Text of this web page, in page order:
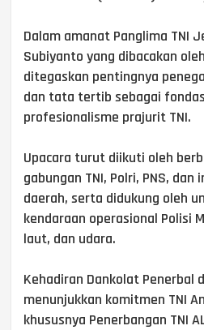
Dalam amanat Panglima TNI
Subiyanto yang dibacakan
ditegaskan pentingnya
dan tata tertib sebagai
profesionalisme prajurit TNI.
Upacara turut diikuti oleh
gabungan TNI, Polri, PNS,
daerah, serta didukung oleh
kendaraan operasional Polisi
laut, dan udara.
Kehadiran Dankolat Penerbal
menunjukkan komitmen TNI
khususnya Penerbangan TNI